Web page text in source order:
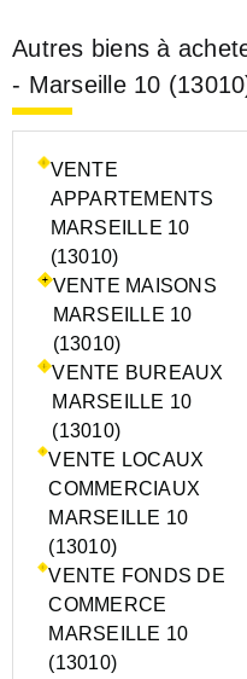
Autres biens à
- Marseille 10
VENTE
APPARTEMENTS
MARSEILLE 10
(13010)
VENTE MAISONS
MARSEILLE 10
(13010)
VENTE BUREAUX
MARSEILLE 10
(13010)
VENTE LOCAUX
COMMERCIAUX
MARSEILLE 10
(13010)
VENTE FONDS DE
COMMERCE
MARSEILLE 10
(13010)